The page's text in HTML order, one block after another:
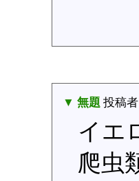
▼ 無題 投稿者
イエ
爬虫